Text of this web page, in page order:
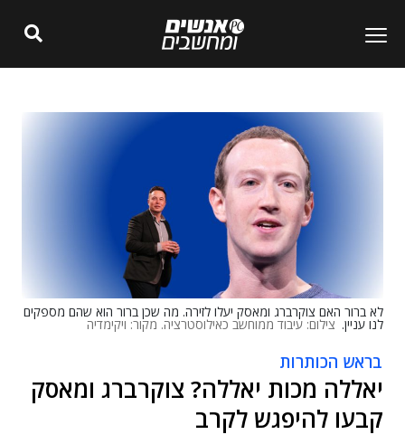
לא ברור האם צוקרברג ומאסק יעלו לזירה. מה שכן ברור הוא שהם מספקים
לנו עניין. צילום: עיבוד ממוחשב כאילוסטרציה. מקור: ויקימדיה
בראש הכותרות
יאללה מכות יאללה? צוקרברג ומאסק
קבעו להיפגש לקרב